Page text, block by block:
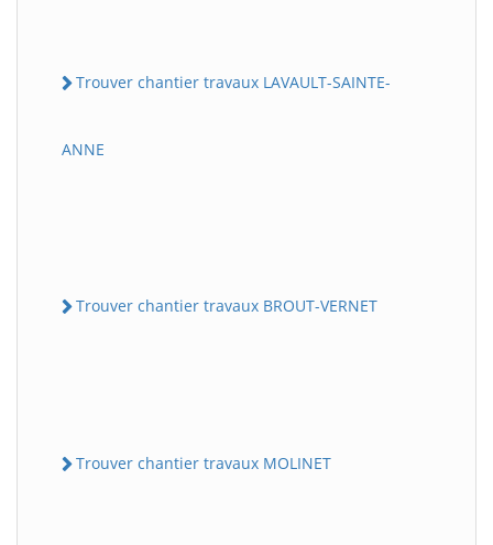
Trouver chantier travaux LAVAULT-SAINTE-
ANNE
Trouver chantier travaux BROUT-VERNET
Trouver chantier travaux MOLINET